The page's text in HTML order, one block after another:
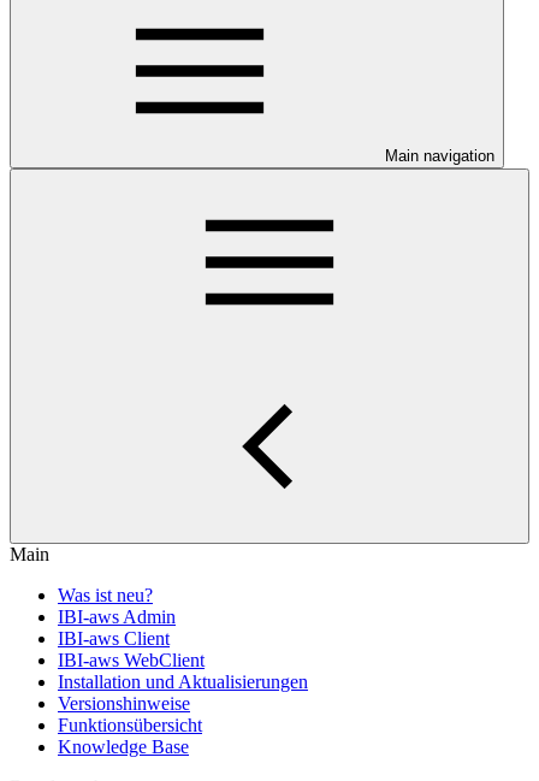
Main navigation
Main
Was ist neu?
IBI-aws Admin
IBI-aws Client
IBI-aws WebClient
Installation und Aktualisierungen
Versionshinweise
Funktionsübersicht
Knowledge Base